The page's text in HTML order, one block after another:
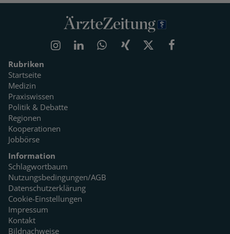
Rubriken
Startseite
Medizin
Praxiswissen
Politik & Debatte
Regionen
Kooperationen
Jobbörse
Information
Schlagwortbaum
Nutzungsbedingungen/AGB
Datenschutzerklärung
Cookie-Einstellungen
Impressum
Kontakt
Bildnachweise